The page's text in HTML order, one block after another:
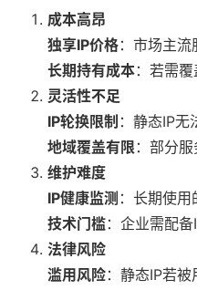
成本高昂
独享IP价格：市场主
长期持有成本：若需
灵活性不足
IP轮换限制 ：静态IP无
地域覆盖有限 ：部分
维护难度
IP健康监测 ：长期使用
技术门槛：企业需配
法律风险
滥用风险：静态IP若